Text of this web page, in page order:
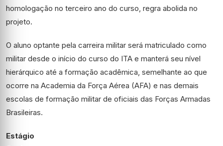
homologação no terceiro ano do curso, regra abolida no
projeto.
O aluno optante pela carreira militar será matriculado como
militar desde o início do curso do ITA e manterá seu nível
hierárquico até a formação acadêmica, semelhante ao que
ocorre na Academia da Força Aérea (AFA) e nas demais
escolas de formação militar de oficiais das Forças Armadas
Brasileiras.
Estágio